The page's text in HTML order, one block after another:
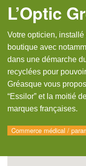
L’Optic
Votre opticien,
boutique avec
dans une démarche
recyclées pour
Gréasque vous
“Essilor” et la moitié
marques françaises.
Commerce médical /